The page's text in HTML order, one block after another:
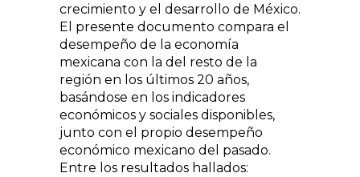
crecimiento y el desarrollo de México.
El presente documento compara el
desempeño de la economía
mexicana con la del resto de la
región en los últimos 20 años,
basándose en los indicadores
económicos y sociales disponibles,
junto con el propio desempeño
económico mexicano del pasado.
Entre los resultados hallados: